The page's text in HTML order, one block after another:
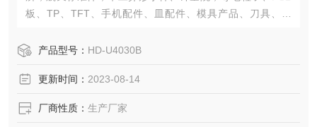
板、TP、TFT、手机配件、皿配件、模具产品、刀具、齿
表、电线、冲压产品、塑胶产品、汽车配件、医疗器械、计
产品型号： HD-U4030B
更新时间： 2023-08-14
厂商性质： 生产厂家